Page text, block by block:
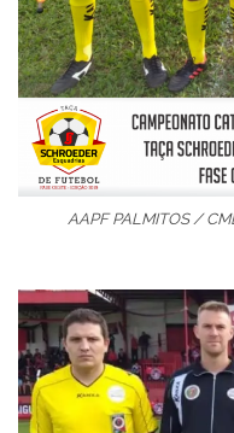
AAPF PALMITOS /